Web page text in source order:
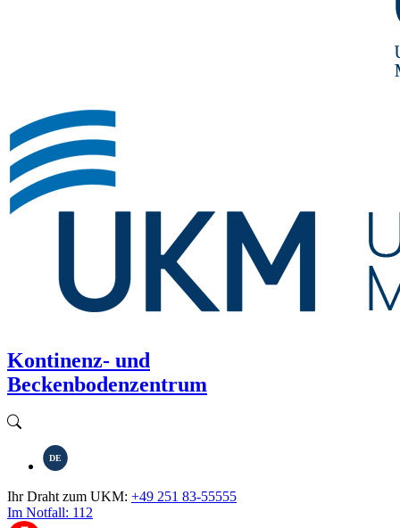
Kontinenz- und
Beckenbodenzentrum
DE
Ihr Draht zum UKM: +49 251 83-55555
Im Notfall: 112